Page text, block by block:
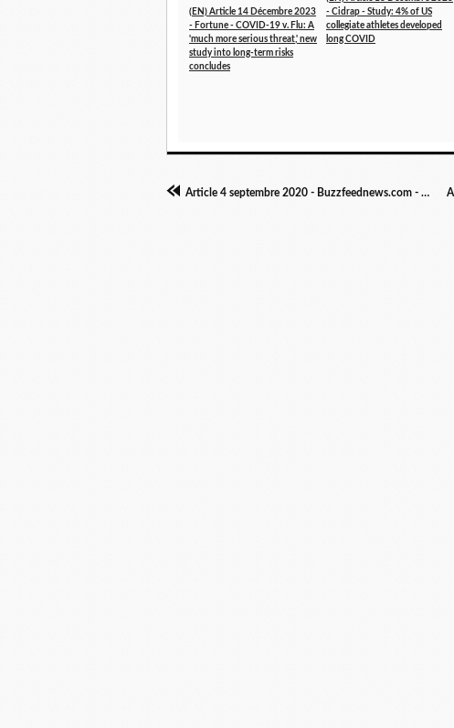
(EN) Article 14 Décembre 2023
- Fortune - COVID-19 v. Flu: A
'much more serious threat,' new
study into long-term risks
concludes
- Cidrap - Study: 4% of US
collegiate athletes developed
long COVID
Article 4 septembre 2020 - Buzzfeednews.com - COVID-19 Is Causing Heart Damage In Many Patients, Not Just Football Players